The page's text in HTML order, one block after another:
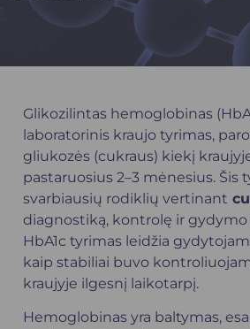
Glikozilintas hemoglobinas
laboratorinis kraujo tyrimas,
gliukozės (cukraus) kiekį
pastaruosius 2–3 mėnesius. Šis
svarbiausių rodiklių vertinant
diagnostiką, kontrolę ir
HbA1c tyrimas leidžia
kaip stabiliai buvo
kraujyje ilgesnį laikotarpį.
Hemoglobinas yra baltymas,